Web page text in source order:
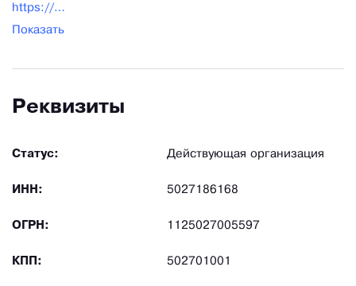
https://stroy-vibor.ru/
Показать
Реквизиты
Статус: Действующая организация
ИНН: 5027186168
ОГРН: 1125027005597
КПП: 502701001